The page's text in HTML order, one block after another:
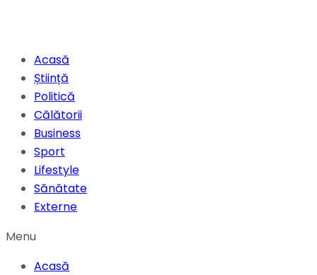
Acasă
Știință
Politică
Călătorii
Business
Sport
Lifestyle
Sănătate
Externe
Menu
Acasă